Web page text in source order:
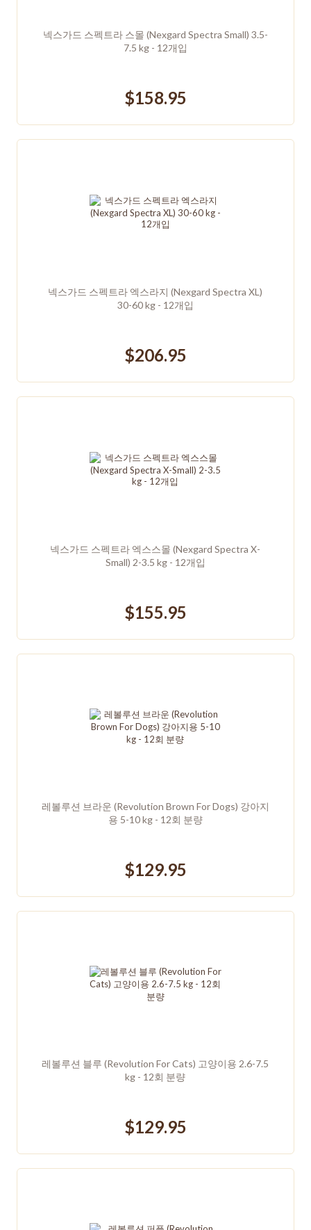
넥스가드 스펙트라 스몰 (Nexgard Spectra Small) 3.5-
7.5 kg - 12개입
$158.95
넥스가드 스펙트라 엑스라지 (Nexgard Spectra XL)
30-60 kg - 12개입
$206.95
넥스가드 스펙트라 엑스스몰 (Nexgard Spectra X-
Small) 2-3.5 kg - 12개입
$155.95
레볼루션 브라운 (Revolution Brown For Dogs) 강아지
용 5-10 kg - 12회 분량
$129.95
레볼루션 블루 (Revolution For Cats) 고양이용 2.6-7.5
kg - 12회 분량
$129.95